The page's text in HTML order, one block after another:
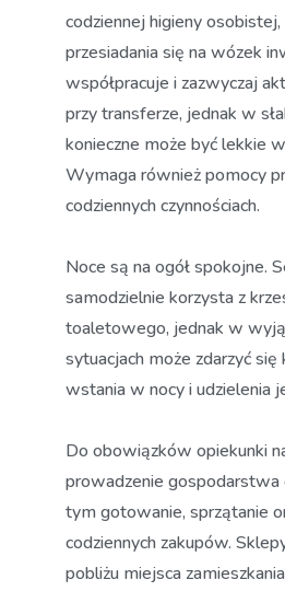
codziennej higieny osobistej,
przesiadania się na wózek
współpracuje i zazwyczaj
przy transferze, jednak w
konieczne może być lekkie
Wymaga również pomocy
codziennych czynnościach.
Noce są na ogół spokojne.
samodzielnie korzysta z
toaletowego, jednak w
sytuacjach może zdarzyć się
wstania w nocy i udzielenia
Do obowiązków opiekunki
prowadzenie
tym gotowanie, sprzątanie
codziennych zakupów.
pobliżu miejsca